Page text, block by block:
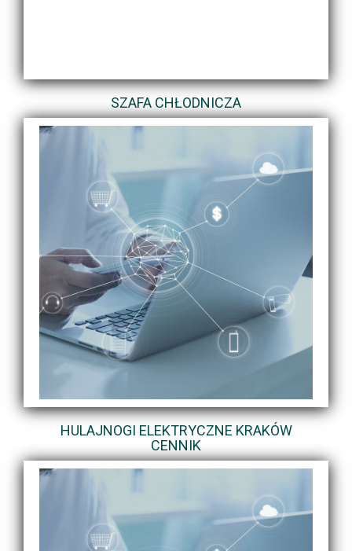
SZAFA CHŁODNICZA
HULAJNOGI ELEKTRYCZNE KRAKÓW
CENNIK